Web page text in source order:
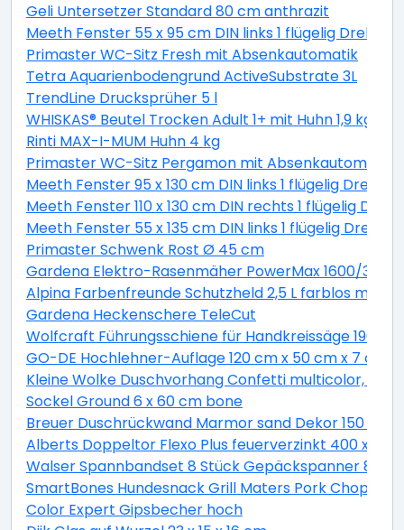
Geli Untersetzer Standard 80 cm anthrazit
Meeth Fenster 55 x 95 cm DIN links 1 flügelig Dreh-
Primaster WC-Sitz Fresh mit Absenkautomatik
Tetra Aquarienbodengrund ActiveSubstrate 3L
TrendLine Drucksprüher 5 l
WHISKAS® Beutel Trocken Adult 1+ mit Huhn 1,9 kg 1,9
Rinti MAX-I-MUM Huhn 4 kg
Primaster WC-Sitz Pergamon mit Absenkautomatik
Meeth Fenster 95 x 130 cm DIN links 1 flügelig Dreh-
Meeth Fenster 110 x 130 cm DIN rechts 1 flügelig
Meeth Fenster 55 x 135 cm DIN links 1 flügelig Dreh-
Primaster Schwenk Rost Ø 45 cm
Gardena Elektro-Rasenmäher PowerMax 1600/37
Alpina Farbenfreunde Schutzheld 2,5 L farblos matt
Gardena Heckenschere TeleCut
Wolfcraft Führungsschiene für Handkreissäge 190 x
GO-DE Hochlehner-Auflage 120 cm x 50 cm x 7 cm,
Kleine Wolke Duschvorhang Confetti multicolor, 180
Sockel Ground 6 x 60 cm bone
Breuer Duschrückwand Marmor sand Dekor 150 x
Alberts Doppeltor Flexo Plus feuerverzinkt 400 x 160
Walser Spannbandset 8 Stück Gepäckspanner 8
SmartBones Hundesnack Grill Maters Pork Chop 3
Color Expert Gipsbecher hoch